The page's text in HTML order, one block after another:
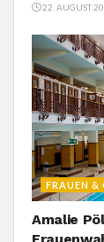
22. AUGUST
FRAUEN &
Amalie